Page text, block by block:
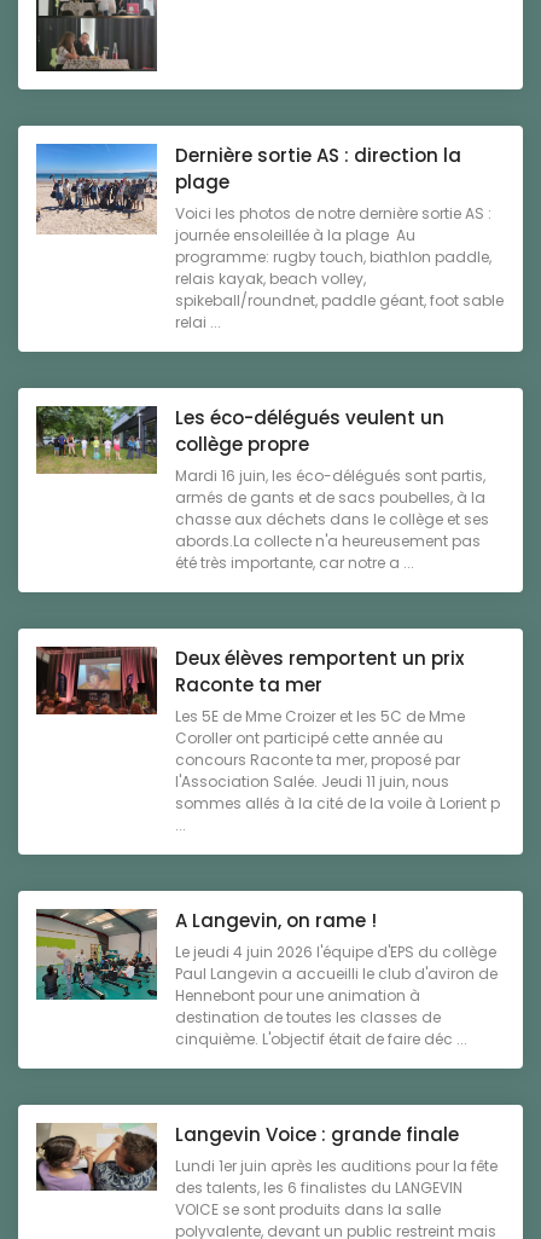
Dernière sortie AS : direction la
plage
Voici les photos de notre dernière sortie AS :
journée ensoleillée à la plage Au
programme: rugby touch, biathlon paddle,
relais kayak, beach volley,
spikeball/roundnet, paddle géant, foot sable
relai ...
Les éco-délégués veulent un
collège propre
Mardi 16 juin, les éco-délégués sont partis,
armés de gants et de sacs poubelles, à la
chasse aux déchets dans le collège et ses
abords.La collecte n'a heureusement pas
été très importante, car notre a ...
Deux élèves remportent un prix
Raconte ta mer
Les 5E de Mme Croizer et les 5C de Mme
Coroller ont participé cette année au
concours Raconte ta mer, proposé par
l'Association Salée. Jeudi 11 juin, nous
sommes allés à la cité de la voile à Lorient p
...
A Langevin, on rame !
Le jeudi 4 juin 2026 l'équipe d'EPS du collège
Paul Langevin a accueilli le club d'aviron de
Hennebont pour une animation à
destination de toutes les classes de
cinquième. L'objectif était de faire déc ...
Langevin Voice : grande finale
Lundi 1er juin après les auditions pour la fête
des talents, les 6 finalistes du LANGEVIN
VOICE se sont produits dans la salle
polyvalente, devant un public restreint mais